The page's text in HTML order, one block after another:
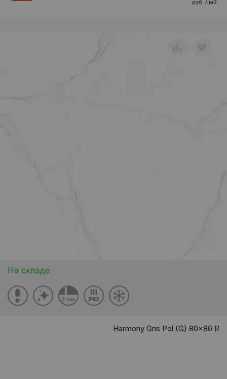
руб. / м2
На складе
Harmony Gris Pol (G) 80x80 R